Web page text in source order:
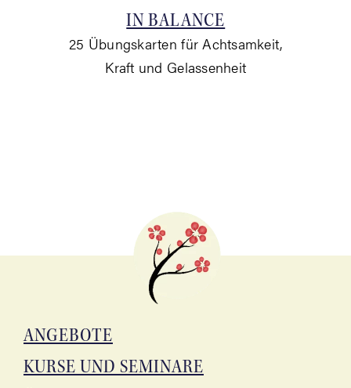
IN BALAN­CE
25 Übungs­kar­ten für Acht­sam­keit,
Kraft und Gelassenheit
ANGE­BO­TE
KUR­SE UND SEMINARE